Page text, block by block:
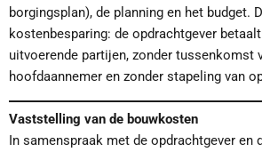
borgingsplan), de planning en het budget.
kostenbesparing: de opdrachtgever
uitvoerende partijen, zonder tussenkomst
hoofdaannemer en zonder stapeling van
Vaststelling van de bouwkosten
In samenspraak met de opdrachtgever en